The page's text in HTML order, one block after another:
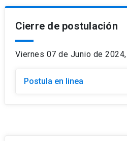
Cierre de postulación
Viernes 07 de Junio de
Postula en linea